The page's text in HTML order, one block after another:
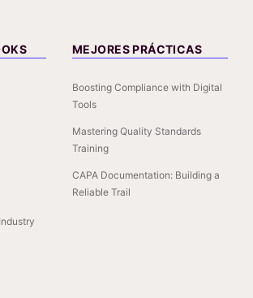
MEJORES PRÁCTICAS
Boosting Compliance with Digital
Tools
Mastering Quality Standards
Training
CAPA Documentation: Building a
Reliable Trail